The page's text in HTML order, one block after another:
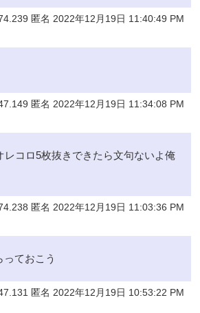
匿名 2022年12月19日 11:40:49 PM
匿名 2022年12月19日 11:34:08 PM
レコロ5枚抜きできたら文句ないよ俺
匿名 2022年12月19日 11:03:36 PM
っておこう
匿名 2022年12月19日 10:53:22 PM